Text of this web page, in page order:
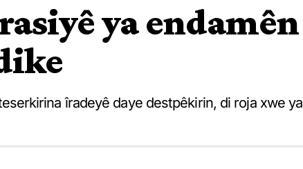
ya endamên
îradeyê daye destpêkirin, di roja xwe ya